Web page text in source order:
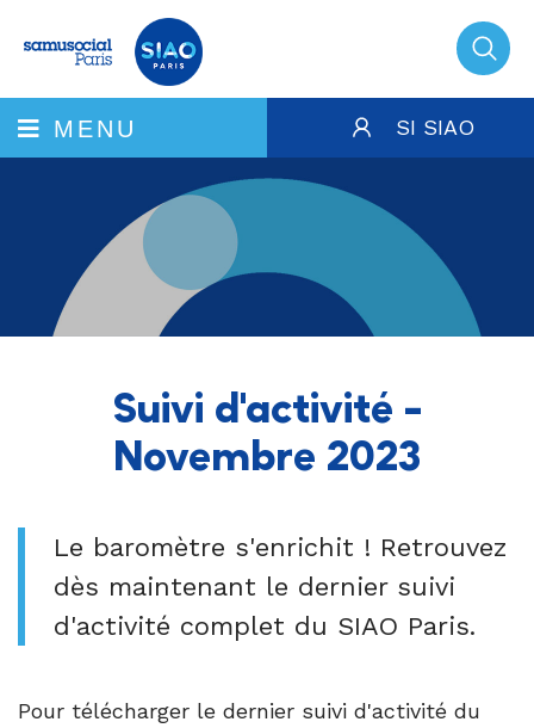
MENU SI SIAO
Suivi d'activité -
Novembre 2023
Le baromètre s'enrichit ! Retrouvez
dès maintenant le dernier suivi
d'activité complet du SIAO Paris.
Pour télécharger le dernier suivi d'activité du